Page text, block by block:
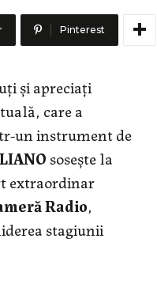
Pinterest
şi apreciaţi
care a
un instrument de
soseşte la
extraordinar
Radio,
stagiunii